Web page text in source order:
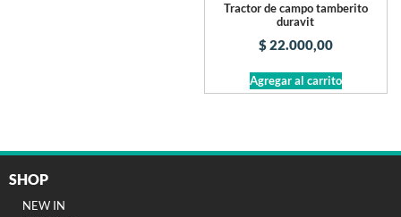
Tractor de campo tamberito
duravit
$22.000,00
Agregar al carrito
SHOP
NEW IN